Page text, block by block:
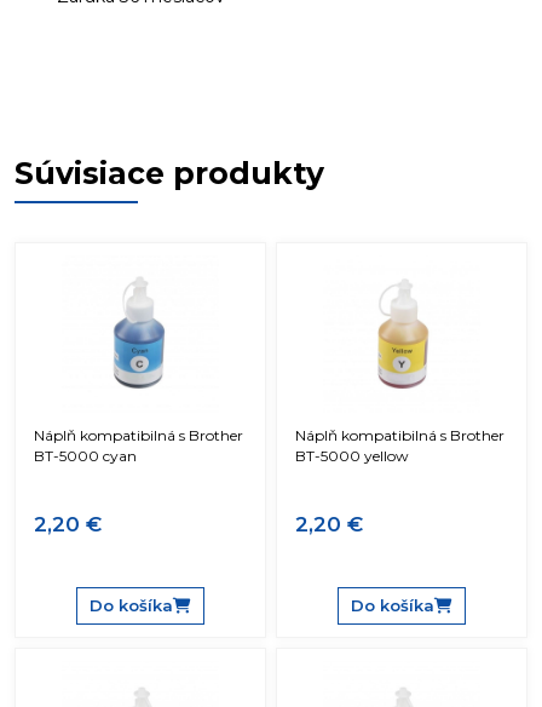
Súvisiace produkty
Náplň kompatibilná s Brother
BT-5000 cyan
2,20 €
Do košíka
Náplň kompatibilná s Brother
BT-5000 yellow
2,20 €
Do košíka